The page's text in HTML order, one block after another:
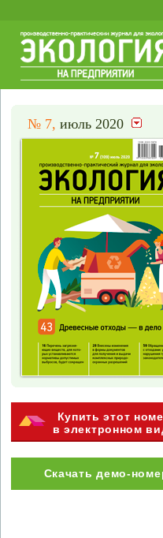
№ 7, июль 2020
Купить этот
в электронном
Скачать демо-